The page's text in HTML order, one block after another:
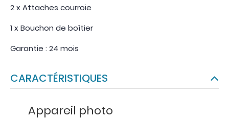
2 x Attaches courroie
1 x Bouchon de boîtier
Garantie : 24 mois
CARACTÉRISTIQUES
Appareil photo